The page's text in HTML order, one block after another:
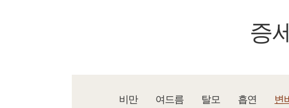
증
비만 여드름 탈모 흡연 변